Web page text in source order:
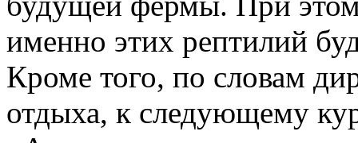
именно этих рептилий
Кроме того, по словам
отдыха, к следующему